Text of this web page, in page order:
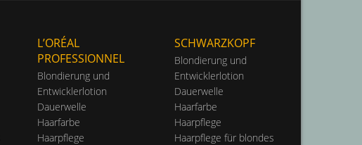
L’ORÉAL
PROFESSIONNEL
Blondierung und
Entwicklerlotion
Dauerwelle
Haarfarbe
Haarpflege
SCHWARZKOPF
Blondierung und
Entwicklerlotion
Dauerwelle
Haarfarbe
Haarpflege
Haarpflege für blondes